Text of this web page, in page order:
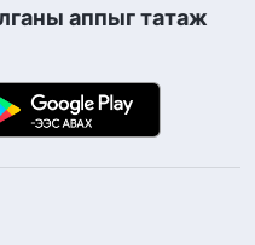
аппыг татаж